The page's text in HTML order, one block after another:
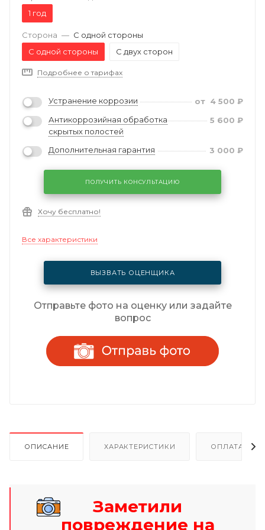
1 год
Сторона — С одной стороны
С одной стороны
С двух сторон
Подробнее о тарифах
Устранение коррозии от 4 500 ₽
Антикоррозийная обработка
скрытых полостей
5 600 ₽
Дополнительная гарантия 3 000 ₽
ПОЛУЧИТЬ КОНСУЛЬТАЦИЮ
Хочу бесплатно!
Все характеристики
ВЫЗВАТЬ ОЦЕНЩИКА
Отправьте фото на оценку или задайте
вопрос
ОПИСАНИЕ ХАРАКТЕРИСТИКИ ОПЛАТА И
Заметили
повреждение на